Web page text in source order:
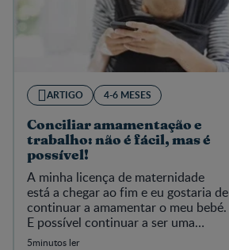
ARTIGO 4-6 MESES
Conciliar amamentação e
trabalho: não é fácil, mas é
possível!
A minha licença de maternidade
está a chegar ao fim e eu gostaria de
continuar a amamentar o meu bebé.
E possível continuar a ser uma
supermãe e trabalhar ao mesmo
5minutos ler